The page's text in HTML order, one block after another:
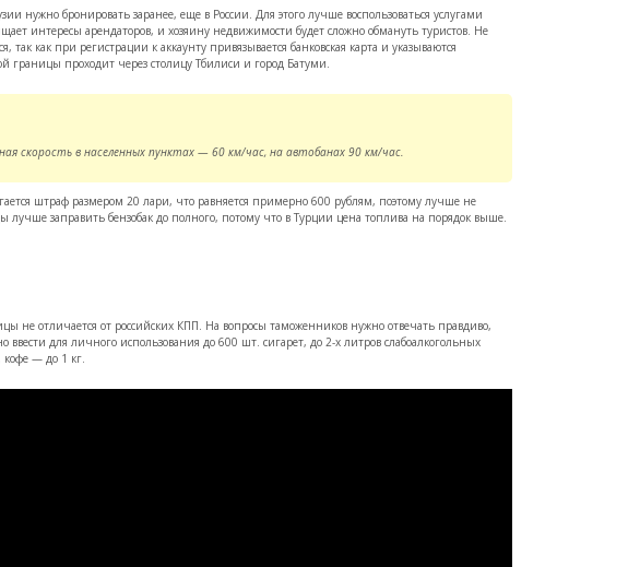
нужно бронировать заранее, еще в России. Для этого лучше воспользоваться услугами
интересы арендаторов, и хозяину недвижимости будет сложно обмануть туристов. Не
так как при регистрации к аккаунту привязывается банковская карта и указываются
границы проходит через столицу Тбилиси и город Батуми.
скорость в населенных пунктах — 60 км/час, на автобанах 90 км/час.
штраф размером 20 лари, что равняется примерно 600 рублям, поэтому лучше не
заправить бензобак до полного, потому что в Турции цена топлива на порядок выше.
не отличается от российских КПП. На вопросы таможенников нужно отвечать правдиво,
для личного использования до 600 шт. сигарет, до 2-х литров слабоалкогольных
кофе — до 1 кг.